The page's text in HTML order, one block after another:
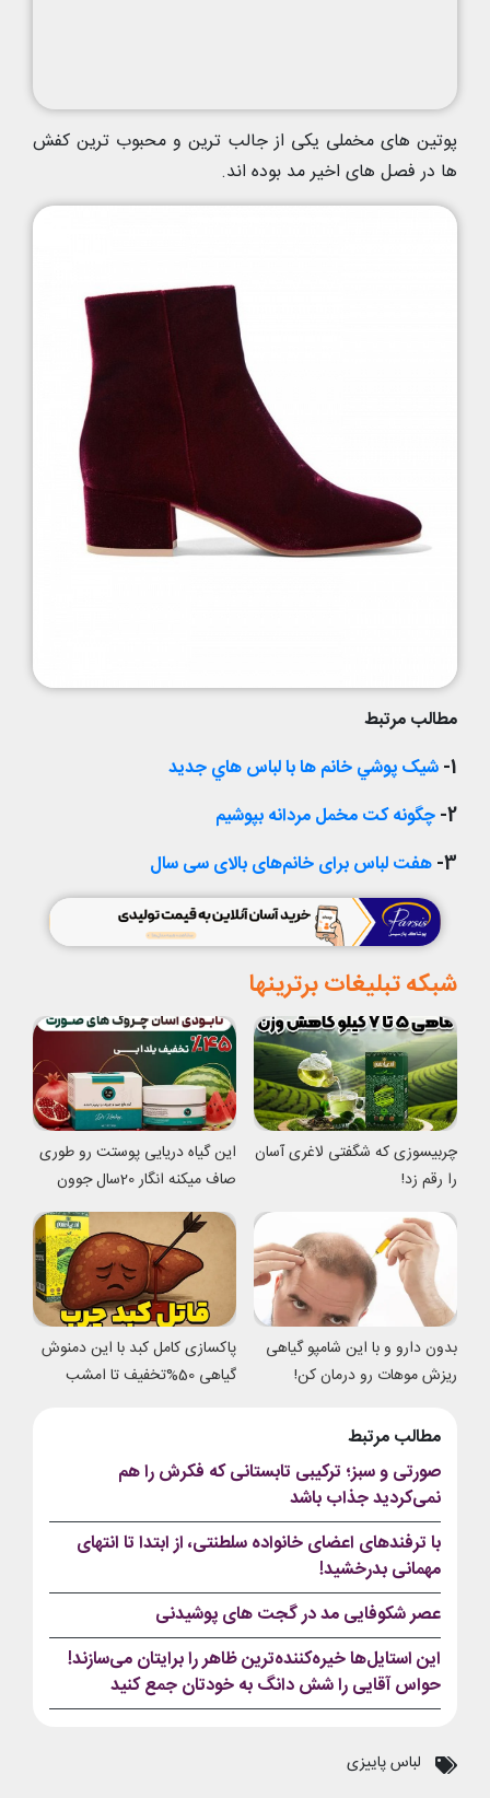
پوتین های مخملی یکی از جالب ترین و محبوب ترین کفش
ها در فصل های اخیر مد بوده اند.
مطالب مرتبط
1- شيک پوشي خانم ها با لباس هاي جديد
2- چگونه کت مخمل مردانه بپوشيم
3- هفت لباس برای خانم‌های بالای سی سال
شبکه تبلیغات برترینها
چربیسوزی که شگفتی لاغری آسان
را رقم زد!
این گیاه دریایی پوستت رو طوری
صاف میکنه انگار 20سال جوون
شدی
بدون دارو و با این شامپو گیاهی
ریزش موهات رو درمان کن!
پاکسازی کامل کبد با این دمنوش
گیاهی 50%تخفیف تا امشب
مطالب مرتبط
صورتی و سبز؛ ترکیبی تابستانی که فکرش را هم
نمی‌کردید جذاب باشد
با ترفندهای اعضای خانواده سلطنتی، از ابتدا تا انتهای
مهمانی بدرخشید!
عصر شکوفایی مد در گجت های پوشیدنی
این استایل‌ها خیره‌کننده‌ترین ظاهر را برایتان می‌سازند!
حواس آقایی را شش دانگ به خودتان جمع کنید
لباس پاییزی